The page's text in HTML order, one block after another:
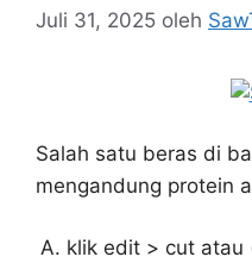
Juli 31, 2025 oleh
Salah satu beras di
mengandung protein
klik edit > cut